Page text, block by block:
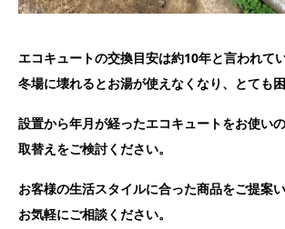
エコキュートの交換目安は約10年と言われてい
冬場に壊れるとお湯が使えなくなり、とても困
設置から年月が経ったエコキュートをお使い
取替えをご検討ください。
お客様の生活スタイルに合った商品をご提案い
お気軽にご相談ください。